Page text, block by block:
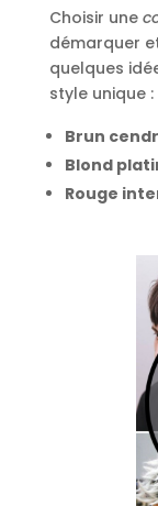
Choisir une
démarquer
quelques
style unique :
Brun
Blond
Rouge